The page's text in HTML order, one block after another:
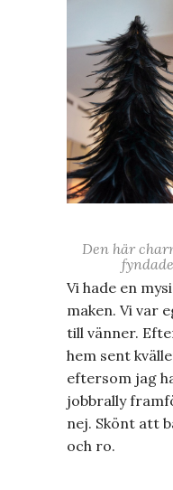
Den här
Vi hade en
maken. Vi var
till vänner.
hem sent
eftersom jag
jobbrally
nej. Skönt att
och ro.